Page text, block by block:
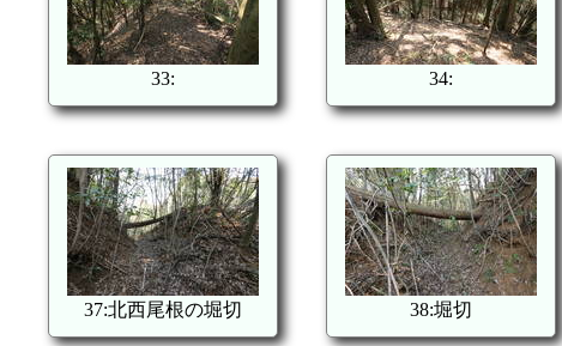
33: 34:
37:北西尾根の堀切 38:堀切